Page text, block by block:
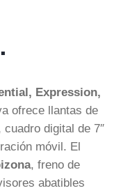
Expression,
ofrece llantas de
digital de 7″
móvil. El
, freno de
abatibles